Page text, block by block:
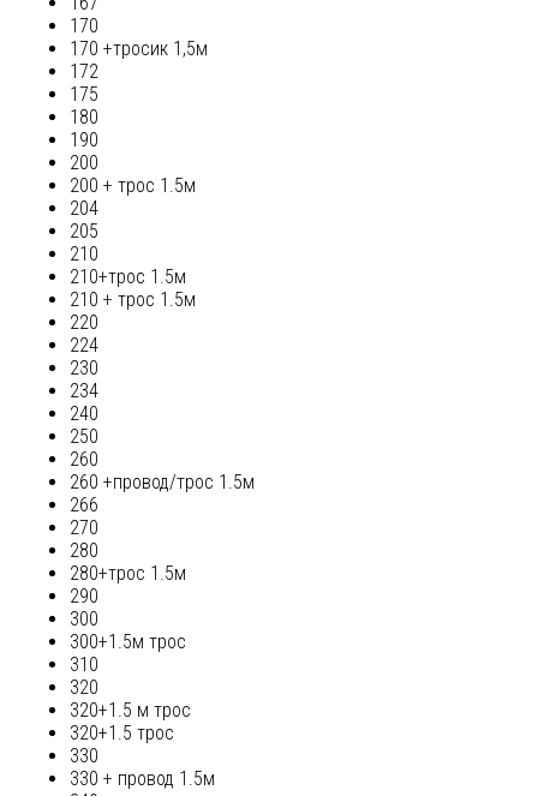
170
170 +тросик 1,5м
172
175
180
190
200
200 + трос 1.5м
204
205
210
210+трос 1.5м
210 + трос 1.5м
220
224
230
234
240
250
260
260 +провод/трос 1.5м
266
270
280
280+трос 1.5м
290
300
300+1.5м трос
310
320
320+1.5 м трос
320+1.5 трос
330
330 + провод 1.5м